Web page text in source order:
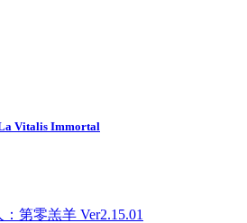
Vitalis Immortal
第零羔羊 Ver2.15.01